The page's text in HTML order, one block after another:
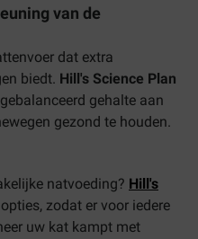
van de
dat extra
biedt. Hill's Science Plan
gehalte aan
gezond te houden.
natvoeding? Hill's
zodat er voor iedere
uw kat kampt met